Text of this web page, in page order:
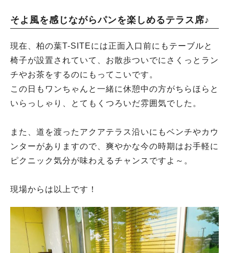
そよ風を感じながらパンを楽しめるテラス席♪
現在、柏の葉T-SITEには正面入口前にもテーブルと
椅子が設置されていて、お散歩ついでにさくっとラン
チやお茶をするのにもってこいです。
この日もワンちゃんと一緒に休憩中の方がちらほらと
いらっしゃり、とてもくつろいだ雰囲気でした。
また、道を渡ったアクアテラス沿いにもベンチやカウ
ンターがありますので、爽やかな今の時期はお手軽に
ピクニック気分が味わえるチャンスですよ～。
現場からは以上です！